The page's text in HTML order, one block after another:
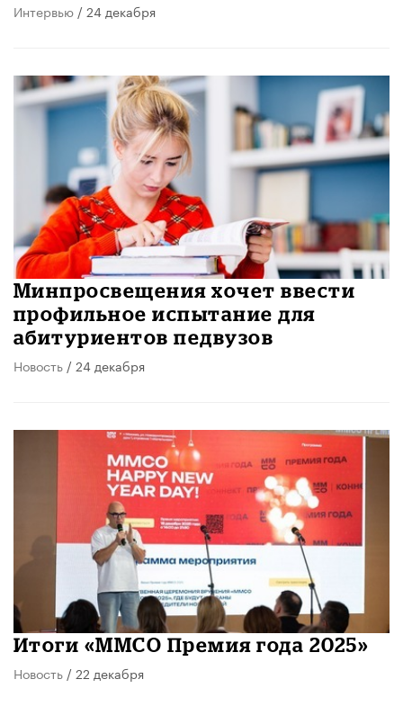
Интервью / 24 декабря
Минпросвещения хочет ввести
профильное испытание для
абитуриентов педвузов
Новость / 24 декабря
Итоги «ММСО Премия года 2025»
Новость / 22 декабря